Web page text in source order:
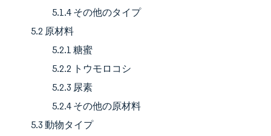
5.1.4 その他のタイプ
5.2 原材料
5.2.1 糖蜜
5.2.2 トウモロコシ
5.2.3 尿素
5.2.4 その他の原材料
5.3 動物タイプ